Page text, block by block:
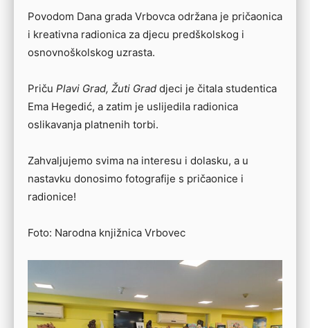
Povodom Dana grada Vrbovca održana je pričaonica
i kreativna radionica za djecu predškolskog i
osnovnoškolskog uzrasta.
Priču Plavi Grad, Žuti Grad djeci je čitala studentica
Ema Hegedić, a zatim je uslijedila radionica
oslikavanja platnenih torbi.
Zahvaljujemo svima na interesu i dolasku, a u
nastavku donosimo fotografije s pričaonice i
radionice!
Foto: Narodna knjižnica Vrbovec